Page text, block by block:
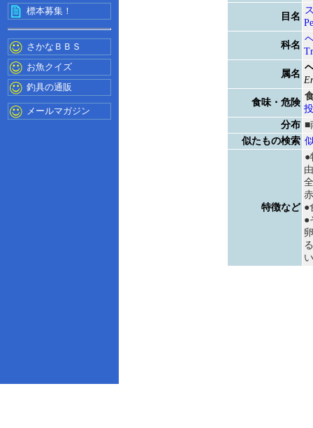
標本募集！
さかなＢＢＳ
お魚クイズ
釣具の通販
メールマガジン
目名
科名
属名
食味・危険
分布 ■
似たもの検索
特徴など
●
●
●